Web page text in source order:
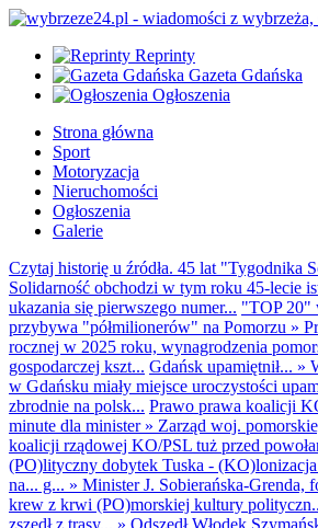
Reprinty
Gazeta Gdańska
Ogłoszenia
Strona główna
Sport
Motoryzacja
Nieruchomości
Ogłoszenia
Galerie
Czytaj historię u źródła. 45 lat "Tygodnika
Solidarność obchodzi w tym roku 45-lecie
ukazania się pierwszego numer... "TOP 20"
przybywa "półmilionerów" na Pomorzu »
rocznej w 2025 roku, wynagrodzenia
gospodarczej kszt... Gdańsk upamiętnił... »
w Gdańsku miały miejsce uroczystości
zbrodnie na polsk... Prawo prawa koalicji
minute dla minister» Zarząd woj.
koalicji rządowej KO/PSL tuż przed
(PO)lityczny dobytek Tuska -
na... g... » Minister J. Sobierańska-Grenda,
krew z krwi (PO)morskiej kultury
zszedł z trasy... » Odszedł Włodek